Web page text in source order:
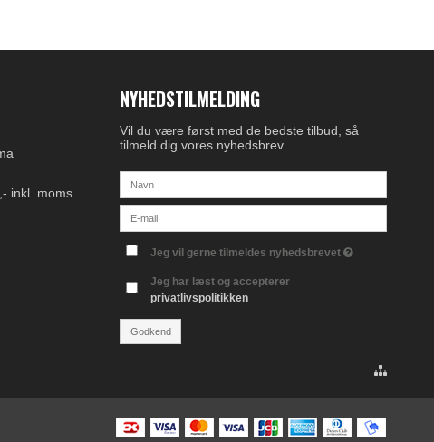
inkl. moms
NYHEDSTILMELDING
Vil du være først med de bedste tilbud, så
tilmeld dig vores nyhedsbrev.
Jeg vil gerne tilmeldes nyhedsbrevet
Jeg har læst og accepterer
privatlivspolitikken
Godkend